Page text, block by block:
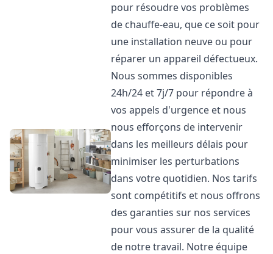
pour résoudre vos problèmes
de chauffe-eau, que ce soit pour
une installation neuve ou pour
réparer un appareil défectueux.
Nous sommes disponibles
24h/24 et 7j/7 pour répondre à
vos appels d'urgence et nous
nous efforçons de intervenir
dans les meilleurs délais pour
minimiser les perturbations
dans votre quotidien. Nos tarifs
sont compétitifs et nous offrons
des garanties sur nos services
pour vous assurer de la qualité
de notre travail. Notre équipe